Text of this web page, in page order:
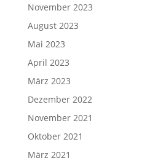
November 2023
August 2023
Mai 2023
April 2023
März 2023
Dezember 2022
November 2021
Oktober 2021
März 2021